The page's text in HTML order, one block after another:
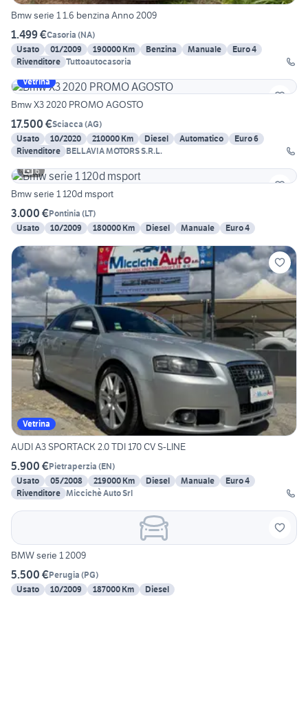
Bmw serie 1 1.6 benzina Anno 2009
1.499 €Casoria (NA)
Usato
01/2009 190000 Km Benzina Manuale
Euro 4
Rivenditore Tuttoautocasoria
Vetrina
Bmw X3 2020 PROMO AGOSTO
17.500 €Sciacca (AG)
Usato
10/2020 210000 Km Diesel Automatico
Euro 6
Rivenditore BELLAVIA MOTORS S.R.L.
6
Bmw serie 1 120d msport
3.000 €Pontinia (LT)
Usato
10/2009 180000 Km Diesel Manuale Euro 4
Vetrina
AUDI A3 SPORTACK 2.0 TDI 170 CV S-LINE
5.900 €Pietraperzia (EN)
Usato
05/2008 219000 Km Diesel Manuale
Euro 4
Rivenditore Miccichè Auto Srl
BMW serie 1 2009
5.500 €Perugia (PG)
Usato
10/2009 187000 Km Diesel